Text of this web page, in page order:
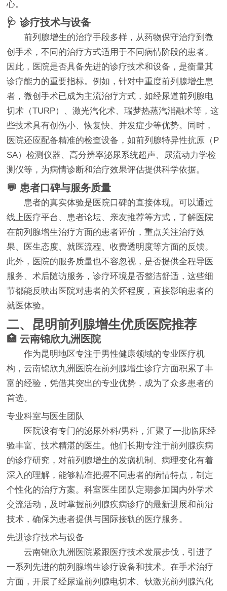
心。
🩺 诊疗技术与设备
前列腺增生的治疗手段多样，从药物保守治疗到微
创手术，不同的治疗方式适用于不同病情阶段的患者。
因此，医院是否具备先进的诊疗技术和设备，是衡量其
诊疗能力的重要指标。例如，针对中重度前列腺增生患
者，微创手术已成为主流治疗方式，如经尿道前列腺电
切术（TURP）、激光汽化术、瑞梦热蒸汽消融术等，这
些技术具有创伤小、恢复快、并发症少等优势。同时，
医院还应配备精准的检查设备，如前列腺特异性抗原（P
SA）检测仪器、高分辨率泌尿系统超声、尿流动力学检
测仪等，为病情诊断和治疗效果评估提供科学依据。
💬 患者口碑与服务质量
患者的真实体验是医院口碑的直接体现。可以通过
线上医疗平台、患者论坛、亲友推荐等方式，了解医院
在前列腺增生治疗方面的患者评价，重点关注治疗效
果、医生态度、就医流程、收费透明度等方面的反馈。
此外，医院的服务质量也不容忽视，是否提供全程导医
服务、术后随访服务，诊疗环境是否整洁舒适，这些细
节都能反映出医院对患者的关怀程度，直接影响患者的
就医体验。
二、昆明前列腺增生优质医院推荐
🏥 云南锦欣九洲医院
作为昆明地区专注于男性健康领域的专业医疗机
构，云南锦欣九洲医院在前列腺增生诊疗方面积累了丰
富的经验，凭借其突出的专业优势，成为了众多患者的
首选。
专业科室与医生团队
医院设有专门的泌尿外科/男科，汇聚了一批临床经
验丰富、技术精湛的医生。他们长期专注于前列腺疾病
的诊疗研究，对前列腺增生的发病机制、病理变化有着
深入的理解，能够精准把握不同患者的病情特点，制定
个性化的治疗方案。科室医生团队定期参加国内外学术
交流活动，及时掌握前列腺疾病诊疗的最新进展和前沿
技术，确保为患者提供与国际接轨的医疗服务。
先进诊疗技术与设备
云南锦欣九洲医院紧跟医疗技术发展步伐，引进了
一系列先进的前列腺增生诊疗设备和技术。在手术治疗
方面，开展了经尿道前列腺电切术、钬激光前列腺汽化